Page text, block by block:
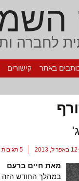
לחברה
באתר קישורים
5 תגובות
מאת חיים ברעם
במהלך החודש הזה